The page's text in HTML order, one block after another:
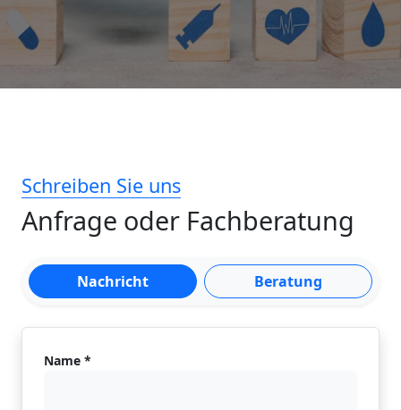
Schreiben Sie uns
Anfrage oder Fachberatung
Nachricht Beratung
Name *